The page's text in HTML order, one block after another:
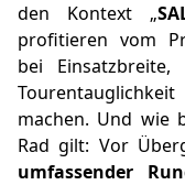
den Kontext „
profitieren vom
bei
machen. Und wie
Rad gilt: Vor
umfassender